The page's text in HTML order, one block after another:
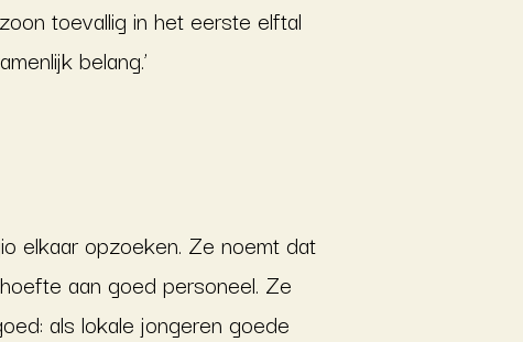
toevallig in het eerste elftal
belang.’
elkaar opzoeken. Ze noemt dat
aan goed personeel. Ze
als lokale jongeren goede